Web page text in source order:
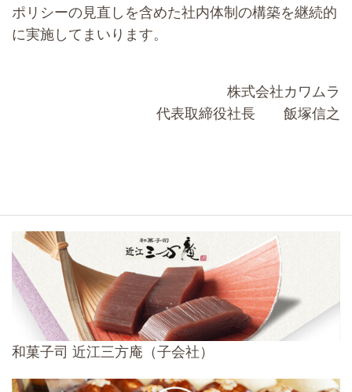
ポリシーの見直しを含めた社内体制の構築を継続的
に実施してまいります。
株式会社カワムラ
代表取締役社長 飯塚信之
和菓子司 近江三方庵（子会社）